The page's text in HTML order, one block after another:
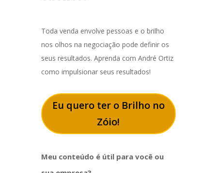
Toda venda envolve pessoas e o brilho
nos olhos na negociação pode definir os
seus resultados. Aprenda com André Ortiz
como impulsionar seus resultados!
Eu quero ter o Brilho no
Zóio!
Meu conteúdo é útil para você ou